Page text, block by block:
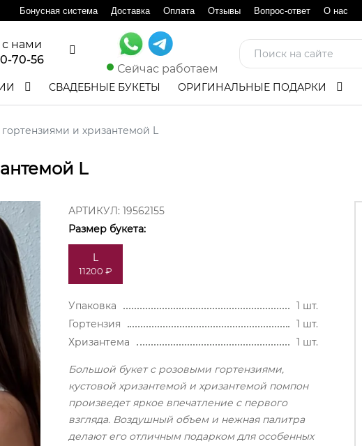
Бонусная система Доставка Оплата Отзывы Вопрос-ответ О нас
с нами
70-56
Сейчас работаем
СВАДЕБНЫЕ БУКЕТЫ ОРИГИНАЛЬНЫЕ ПОДАРКИ
и хризантемой L
L
АРТИКУЛ: 19562155
Размер букета:
L
11200 ₽
Упаковка
1 шт.
Гортензия
1 шт.
Хризантема
1 шт.
Большой букет с розовыми гортензиями,
кустовой хризантемой и хризантемой помпон
произведет яркое впечатление с первого
взгляда. Воздушный объем и нежная палитра
делают его отличным подарком для особенных